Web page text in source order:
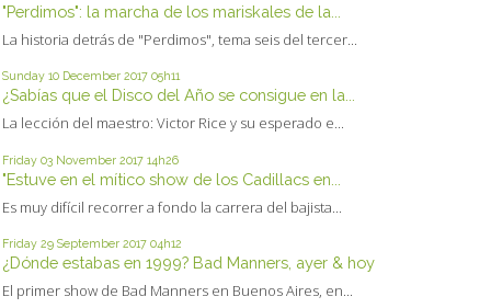
"Perdimos": la marcha de los mariskales de la...
La historia detrás de "Perdimos", tema seis del tercer...
Sunday 10 December 2017 05h11
¿Sabías que el Disco del Año se consigue en la...
La lección del maestro: Victor Rice y su esperado e...
Friday 03 November 2017 14h26
"Estuve en el mítico show de los Cadillacs en...
Es muy difícil recorrer a fondo la carrera del bajista...
Friday 29 September 2017 04h12
¿Dónde estabas en 1999? Bad Manners, ayer & hoy
El primer show de Bad Manners en Buenos Aires, en...